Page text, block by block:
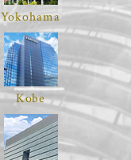
Yokohama
Kobe